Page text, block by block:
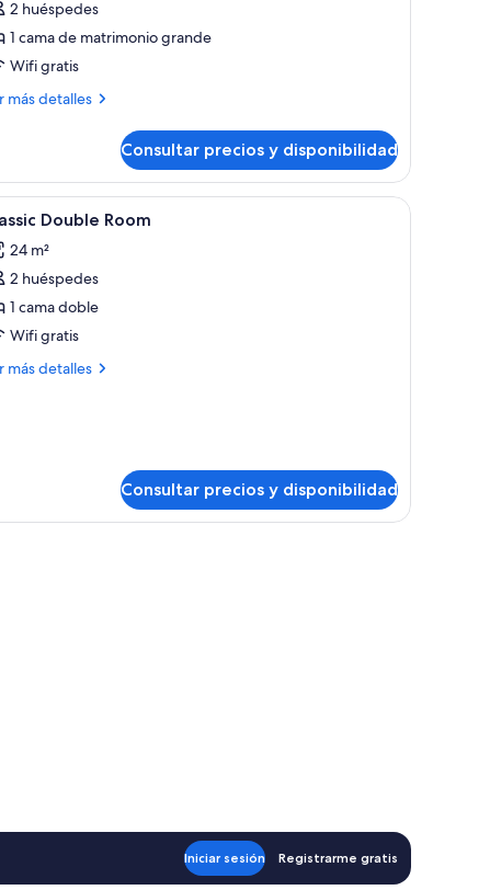
2 huéspedes
1 cama de matrimonio grande
Wifi gratis
más detalles
Consultar precios y disponibilidad
cama grande, un sofá azul, un escritorio con computadora y un
Caja fuerte, escritorio, cortinas opacas y
5 Double Room
24 m²
2 huéspedes
1 cama doble
Wifi gratis
más detalles
Consultar precios y disponibilidad
tabla de planchar con plancha
Iniciar sesión Registrarme gratis